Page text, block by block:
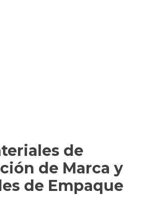
de
de Marca y
de Empaque